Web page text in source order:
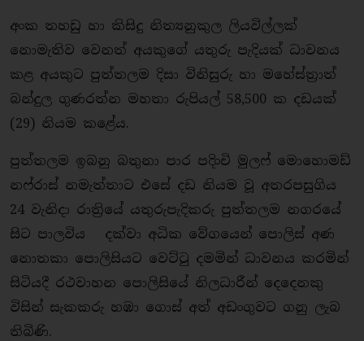
අංක තහඩු හා කිසිදු නිත්‍යනුකුල ලියවිල්ලක්
නොමැතිව වෙනත් අයකුගේ යතුරු පැදියක් ධාවනය
කළ අයකුට පුත්තලම දිසා විනිසුරු හා මහේස්ත්‍රාත්
බන්දුල ගුණරත්න මහතා රුපියල් 58,500 ක දඩයක්
(29) නියම කළේය.
පුත්තලම ඉබනු බතුනා පාර පදිංචි මුලෆ් මොහොමඩ්
නෆ්රාස් නමැත්තාට එසේ දඩ නියම වූ අතරපසුගිය
24 වැනිදා රාත්‍රියේ යතුරුපැදිකරු පුත්තලම නගරයේ
සිට පාලවිය දක්වා අධික වේගයෙන් පොලිස් අණ
නොතකා පොලිසියට වෙට්ටු දමමින් ධාවනය කරමින්
සිටියදී රථවාහන පොලිසියේ නිලධාරීන් දෙදෙනකු
විසින් සැකකරු හඹා ගොස් අත් අඩංගුවට ගනු ලැබ
තිබිණි.